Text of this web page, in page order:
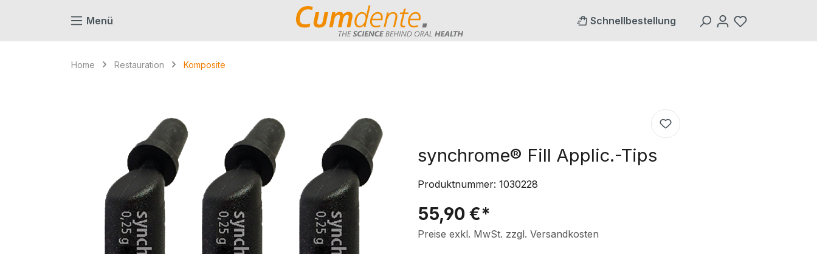
Zur Hauptnavigation springen
Menü Schnellbestellung
Home Restauration Komposite
Bildergalerie überspringen
synchrome® Fill Applic.-Tips
Produktnummer: 1030228
55,90 €*
Preise exkl. MwSt. zzgl. Versandkosten